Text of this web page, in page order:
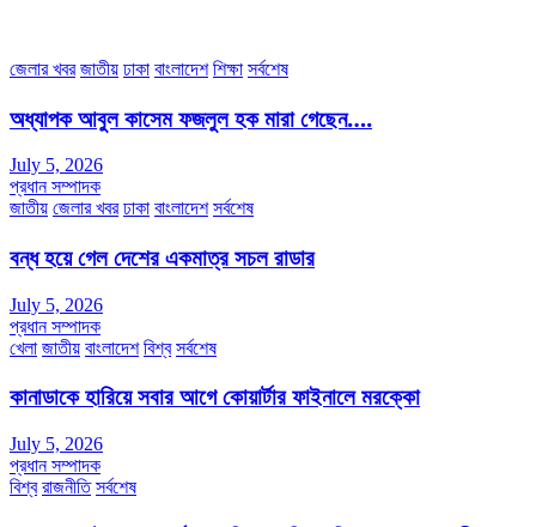
জেলার খবর জাতীয় ঢাকা বাংলাদেশ শিক্ষা সর্বশেষ
অধ্যাপক আবুল কাসেম ফজলুল হক মারা গেছেন….
July 5, 2026
প্রধান সম্পাদক
জাতীয় জেলার খবর ঢাকা বাংলাদেশ সর্বশেষ
বন্ধ হয়ে গেল দেশের একমাত্র সচল রাডার
July 5, 2026
প্রধান সম্পাদক
খেলা জাতীয় বাংলাদেশ বিশ্ব সর্বশেষ
কানাডাকে হারিয়ে সবার আগে কোয়ার্টার ফাইনালে মরক্কো
July 5, 2026
প্রধান সম্পাদক
বিশ্ব রাজনীতি সর্বশেষ